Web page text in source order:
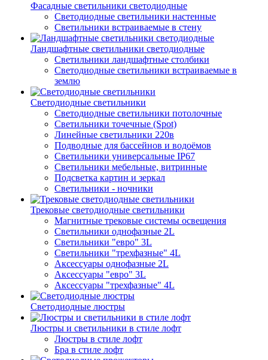
Фасадные светильники светодиодные
Светодиодные светильники настенные
Светильники встраиваемые в стену
Ландшафтные светильники светодиодные
Светильники ландшафтные столбики
Светодиодные светильники встраиваемые в
землю
Светодиодные светильники
Светодиодные светильники потолочные
Светильники точечные (Spot)
Линейные светильники 220в
Подводные для бассейнов и водоёмов
Светильники универсальные IP67
Светильники мебельные, витринные
Подсветка картин и зеркал
Светильники - ночники
Трековые светодиодные светильники
Магнитные трековые системы освещения
Светильники однофазные 2L
Светильники "евро" 3L
Светильники "трехфазные" 4L
Аксессуары однофазные 2L
Аксессуары "евро" 3L
Аксессуары "трехфазные" 4L
Светодиодные люстры
Люстры и светильники в стиле лофт
Люстры в стиле лофт
Бра в стиле лофт